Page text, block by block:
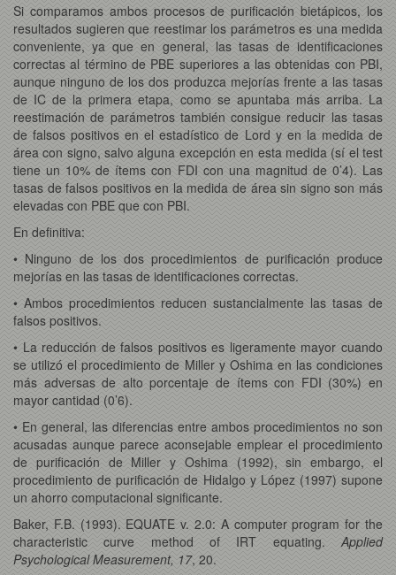
Si comparamos ambos procesos de purificación bietápicos, los
resultados sugieren que reestimar los parámetros es una medida
conveniente, ya que en general, las tasas de identificaciones
correctas al término de PBE superiores a las obtenidas con PBI,
aunque ninguno de los dos produzca mejorías frente a las tasas
de IC de la primera etapa, como se apuntaba más arriba. La
reestimación de parámetros también consigue reducir las tasas
de falsos positivos en el estadístico de Lord y en la medida de
área con signo, salvo alguna excepción en esta medida (sí el test
tiene un 10% de ítems con FDI con una magnitud de 0’4). Las
tasas de falsos positivos en la medida de área sin signo son más
elevadas con PBE que con PBI.
En definitiva:
• Ninguno de los dos procedimientos de purificación produce
mejorías en las tasas de identificaciones correctas.
• Ambos procedimientos reducen sustancialmente las tasas de
falsos positivos.
• La reducción de falsos positivos es ligeramente mayor cuando
se utilizó el procedimiento de Miller y Oshima en las condiciones
más adversas de alto porcentaje de ítems con FDI (30%) en
mayor cantidad (0’6).
• En general, las diferencias entre ambos procedimientos no son
acusadas aunque parece aconsejable emplear el procedimiento
de purificación de Miller y Oshima (1992), sin embargo, el
procedimiento de purificación de Hidalgo y López (1997) supone
un ahorro computacional significante.
Baker, F.B. (1993). EQUATE v. 2.0: A computer program for the
characteristic curve method of IRT equating. Applied
Psychological Measurement, 17, 20.